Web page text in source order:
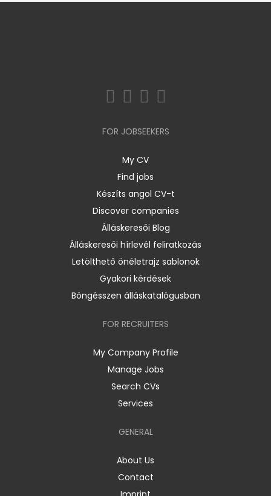
FOR JOBSEEKERS
My CV
Find jobs
Készíts angol CV-t
Discover companies
Álláskeresői Blog
Álláskeresői hírlevél feliratkozás
Letölthető önéletrajz sablonok
Gyakori kérdések
Böngésszen álláskatalógusban
FOR RECRUITERS
My Company Profile
Manage Jobs
Search CVs
Services
GENERAL
About Us
Contact